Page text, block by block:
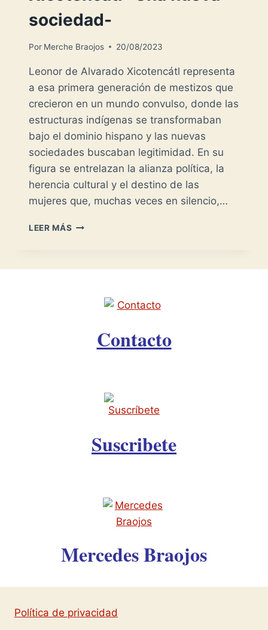
sociedad-
Por Merche Braojos 20/08/2023
Leonor de Alvarado Xicotencátl representa
a esa primera generación de mestizos que
crecieron en un mundo convulso, donde las
estructuras indígenas se transformaban
bajo el dominio hispano y las nuevas
sociedades buscaban legitimidad. En su
figura se entrelazan la alianza política, la
herencia cultural y el destino de las
mujeres que, muchas veces en silencio,…
LEER MÁS LEONOR
SOCIEDAD-
Contacto
Suscribete
Mercedes Braojos
Política de privacidad